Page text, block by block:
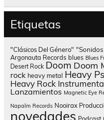
Etiquetas
"Clásicos Del Género"
Argonauta Records blues Blues
Desert Rock Doom Doom
rock heavy metal Heavy
Heavy Rock
Lanzamientos Magnetic Eye
Napalm Records Nooirax
novedades Podcast